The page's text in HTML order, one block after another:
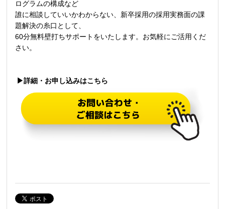
ログラムの構成など
誰に相談していいかわからない、新卒採用の採用実務面の課
題解決の糸口として、
60分無料壁打ちサポートをいたします。お気軽にご活用くだ
さい。
▶詳細・お申し込みはこちら